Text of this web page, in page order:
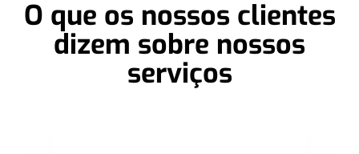
O que os nossos clientes
dizem sobre nossos
serviços